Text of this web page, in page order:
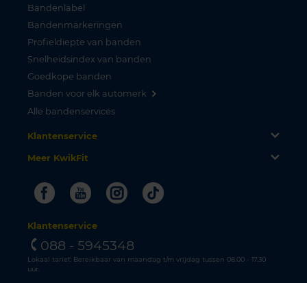
Bandenlabel
Bandenmarkeringen
Profieldiepte van banden
Snelheidsindex van banden
Goedkope banden
Banden voor elk automerk
Alle bandenservices
Klantenservice
Meer KwikFit
FacebookYoutubeInstagram
Tiktok
Klantenservice
088 - 5945348
Lokaal tarief. Bereikbaar van maandag t/m vrijdag tussen 08.00 - 17.30
uur.